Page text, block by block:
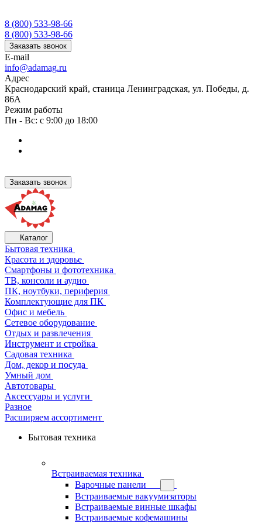
8 (800) 533-98-66
8 (800) 533-98-66
Заказать звонок
E-mail
info@adamag.ru
Адрес
Краснодарский край, станица Ленинградская, ул. Победы, д.
86А
Режим работы
Пн - Вс: с 9:00 до 18:00
Заказать звонок
Каталог
Бытовая техника
Красота и здоровье
Смартфоны и фототехника
ТВ, консоли и аудио
ПК, ноутбуки, периферия
Комплектующие для ПК
Офис и мебель
Сетевое оборудование
Отдых и развлечения
Инструмент и стройка
Садовая техника
Дом, декор и посуда
Умный дом
Автотовары
Аксессуары и услуги
Разное
Расширяем ассортимент
Бытовая техника
Встраиваемая техника
Варочные панели
Встраиваемые вакуумизаторы
Встраиваемые винные шкафы
Встраиваемые кофемашины